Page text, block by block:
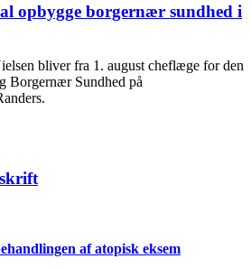
opbygge borgernær sundhed i
bliver fra 1. august cheflæge for den
Borgernær Sundhed på
af atopisk eksem